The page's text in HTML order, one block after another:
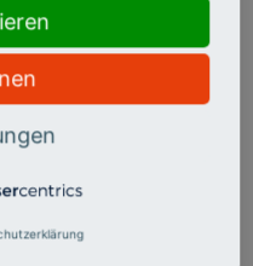
Haltung und Methoden.
mit praxisnahen
entwickelt. Zu den
gestalten",
oder
dauerhaft
wirksamen
"Sprechstunden"
in denen Lehrkräfte